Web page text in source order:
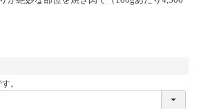
。